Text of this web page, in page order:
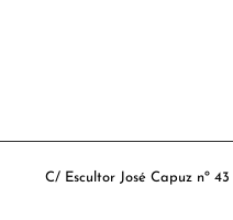
C/ Escultor José Capuz nº